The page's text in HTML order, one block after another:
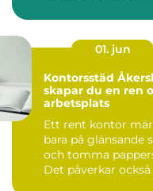
01. jun
Kontorsstäd
skapar du en ren
arbetsplats
Ett rent kontor
bara på glänsande
och tomma
Det påverkar också